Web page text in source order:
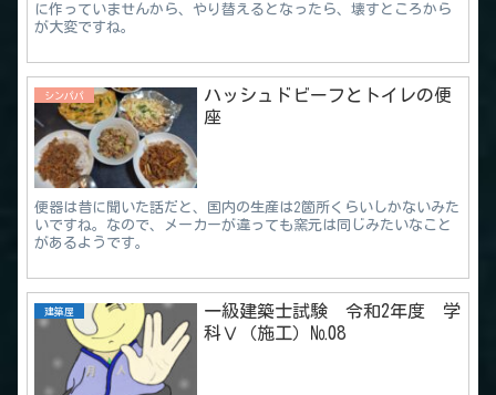
に作っていませんから、やり替えるとなったら、壊すところから
が大変ですね。
シンパパ
ハッシュドビーフとトイレの便
座
便器は昔に聞いた話だと、国内の生産は2箇所くらいしかないみた
いですね。なので、メーカーが違っても窯元は同じみたいなこと
があるようです。
建築屋
一級建築士試験 令和2年度 学
科Ⅴ（施工）№08